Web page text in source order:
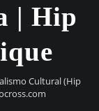
| Hip
Cultural (Hip